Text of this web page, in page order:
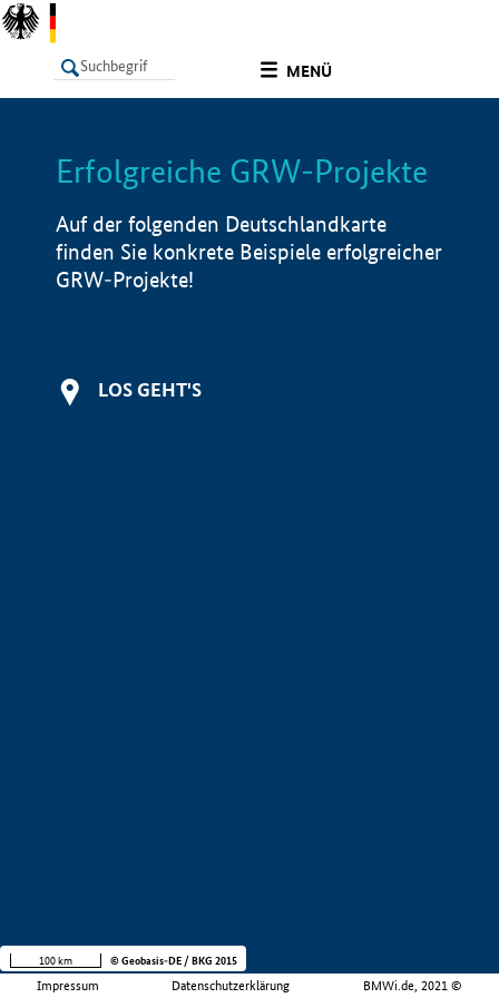
MENÜ
LISTE Info
Erfolgreiche GRW-Projekte
Auf der folgenden Deutschlandkarte
finden Sie konkrete Beispiele erfolgreicher
GRW-Projekte!
LOS GEHT'S
Impressum Datenschutzerklärung BMWi.de, 2021 ©
100 km © Geobasis-DE / BKG 2015